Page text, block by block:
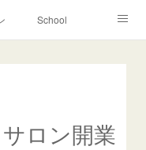
School
ロン開業